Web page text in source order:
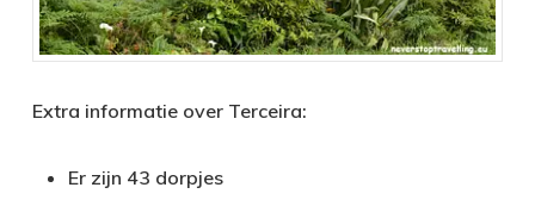
Extra informatie over Terceira:
Er zijn 43 dorpjes